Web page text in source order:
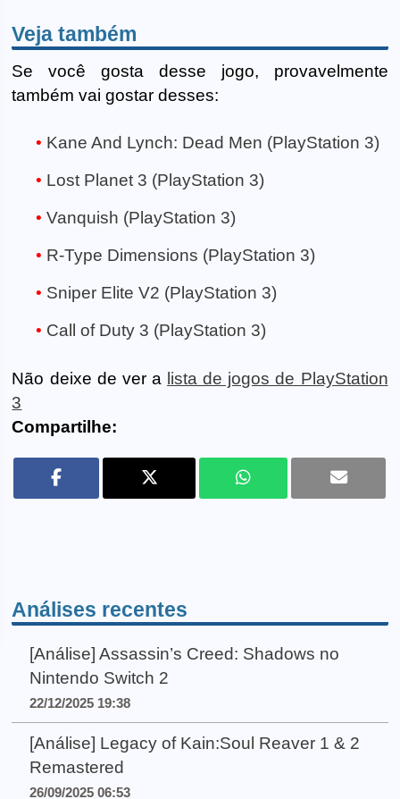
Veja também
Se você gosta desse jogo, provavelmente
também vai gostar desses:
Kane And Lynch: Dead Men (PlayStation 3)
Lost Planet 3 (PlayStation 3)
Vanquish (PlayStation 3)
R-Type Dimensions (PlayStation 3)
Sniper Elite V2 (PlayStation 3)
Call of Duty 3 (PlayStation 3)
Não deixe de ver a lista de jogos de PlayStation
3
Compartilhe:
Análises recentes
[Análise] Assassin’s Creed: Shadows no
Nintendo Switch 2
22/12/2025 19:38
[Análise] Legacy of Kain:Soul Reaver 1 & 2
Remastered
26/09/2025 06:53